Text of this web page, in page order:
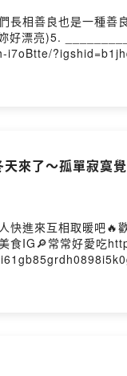
長相善良也是一種
漂亮)5.
來了～孤單寂寞
快進來互相取暖吧
IG🔎常常好愛吃